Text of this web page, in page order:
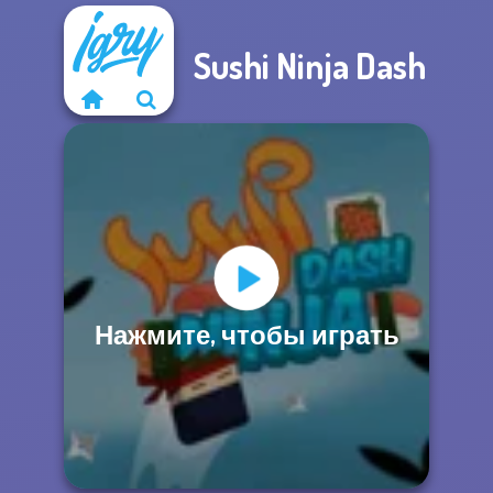
Sushi Ninja Dash
Нажмите, чтобы играть